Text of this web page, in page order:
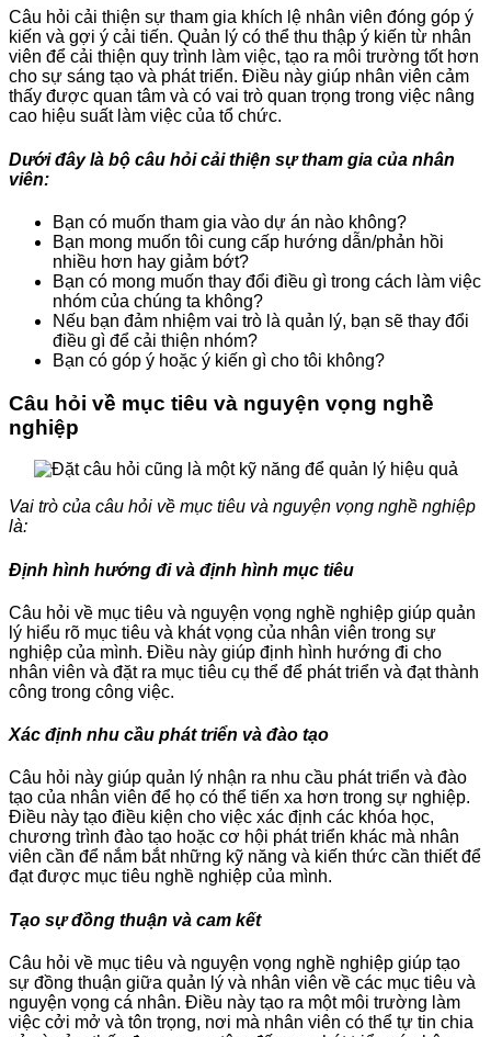
Câu hỏi cải thiện sự tham gia khích lệ nhân viên đóng góp ý
kiến và gợi ý cải tiến. Quản lý có thể thu thập ý kiến từ nhân
viên để cải thiện quy trình làm việc, tạo ra môi trường tốt hơn
cho sự sáng tạo và phát triển. Điều này giúp nhân viên cảm
thấy được quan tâm và có vai trò quan trọng trong việc nâng
cao hiệu suất làm việc của tổ chức.
Dưới đây là bộ câu hỏi cải thiện sự tham gia của nhân
viên:
Bạn có muốn tham gia vào dự án nào không?
Bạn mong muốn tôi cung cấp hướng dẫn/phản hồi
nhiều hơn hay giảm bớt?
Bạn có mong muốn thay đổi điều gì trong cách làm việc
nhóm của chúng ta không?
Nếu bạn đảm nhiệm vai trò là quản lý, bạn sẽ thay đổi
điều gì để cải thiện nhóm?
Bạn có góp ý hoặc ý kiến gì cho tôi không?
Câu hỏi về mục tiêu và nguyện vọng nghề
nghiệp
Vai trò của câu hỏi về mục tiêu và nguyện vọng nghề nghiệp
là:
Định hình hướng đi và định hình mục tiêu
Câu hỏi về mục tiêu và nguyện vọng nghề nghiệp giúp quản
lý hiểu rõ mục tiêu và khát vọng của nhân viên trong sự
nghiệp của mình. Điều này giúp định hình hướng đi cho
nhân viên và đặt ra mục tiêu cụ thể để phát triển và đạt thành
công trong công việc.
Xác định nhu cầu phát triển và đào tạo
Câu hỏi này giúp quản lý nhận ra nhu cầu phát triển và đào
tạo của nhân viên để họ có thể tiến xa hơn trong sự nghiệp.
Điều này tạo điều kiện cho việc xác định các khóa học,
chương trình đào tạo hoặc cơ hội phát triển khác mà nhân
viên cần để nắm bắt những kỹ năng và kiến thức cần thiết để
đạt được mục tiêu nghề nghiệp của mình.
Tạo sự đồng thuận và cam kết
Câu hỏi về mục tiêu và nguyện vọng nghề nghiệp giúp tạo
sự đồng thuận giữa quản lý và nhân viên về các mục tiêu và
nguyện vọng cá nhân. Điều này tạo ra một môi trường làm
việc cởi mở và tôn trọng, nơi mà nhân viên có thể tự tin chia